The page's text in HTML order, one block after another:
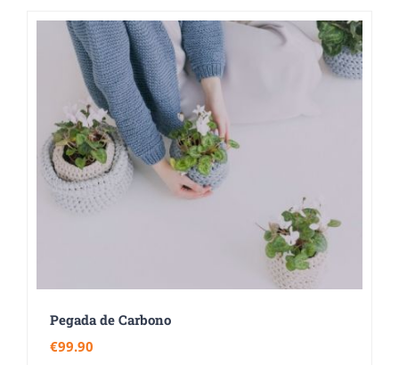
Pegada de Carbono
€99.90